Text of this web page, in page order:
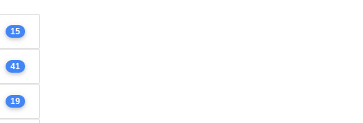
15
41
19